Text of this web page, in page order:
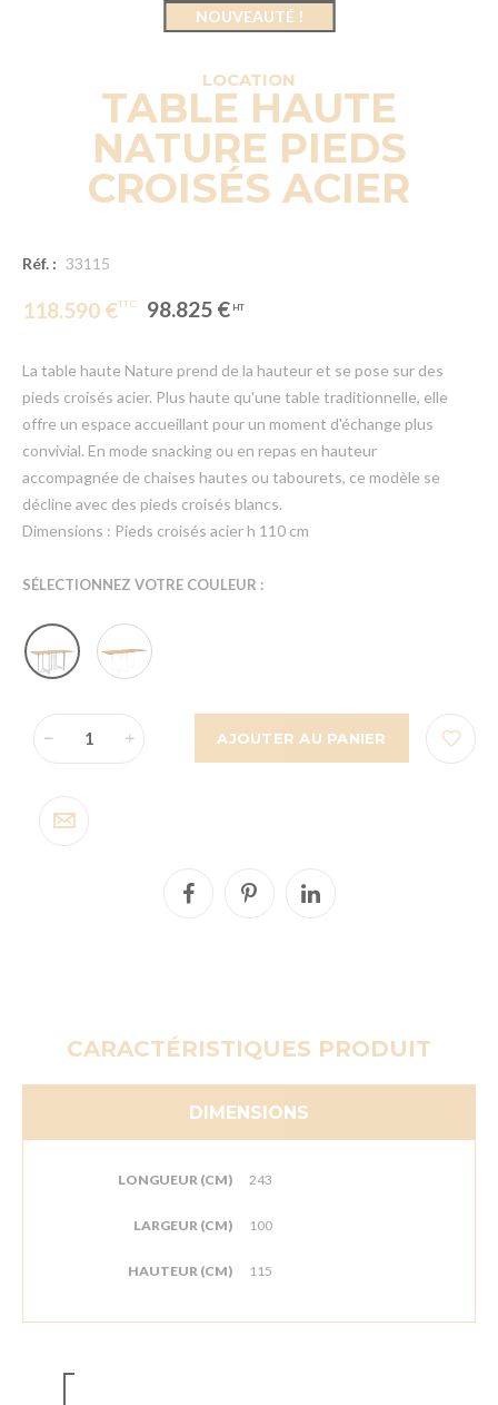
LOCATION
TABLE HAUTE
NATURE PIEDS
CROISÉS ACIER
Réf. : 33115
118.590 € 98.825 €
La table haute Nature prend de la hauteur et se pose sur des
pieds croisés acier. Plus haute qu'une table traditionnelle, elle
offre un espace accueillant pour un moment d'échange plus
convivial. En mode snacking ou en repas en hauteur
accompagnée de chaises hautes ou tabourets, ce modèle se
décline avec des pieds croisés blancs.
Dimensions : Pieds croisés acier h 110 cm
SÉLECTIONNEZ VOTRE COULEUR :
AJOUTER AU PANIER
NOUVEAUTÉ !
CARACTÉRISTIQUES PRODUIT
DIMENSIONS
LONGUEUR (CM) 243
LARGEUR (CM) 100
HAUTEUR (CM) 115